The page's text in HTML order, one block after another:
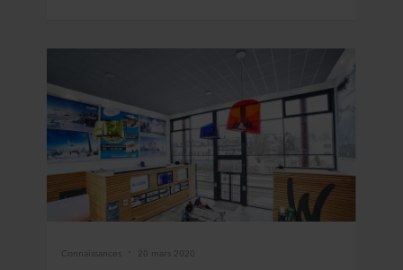
Connaissances 20 mars 2020